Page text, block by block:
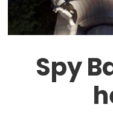
Spy